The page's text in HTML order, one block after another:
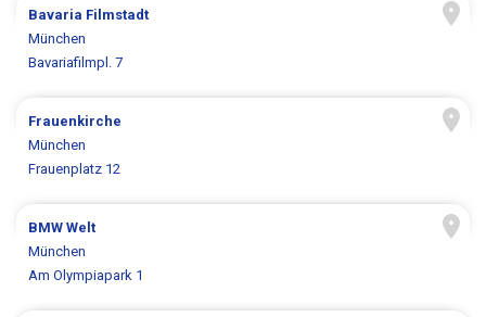
Bavaria Filmstadt
München
Bavariafilmpl. 7
Frauenkirche
München
Frauenplatz 12
BMW Welt
München
Am Olympiapark 1